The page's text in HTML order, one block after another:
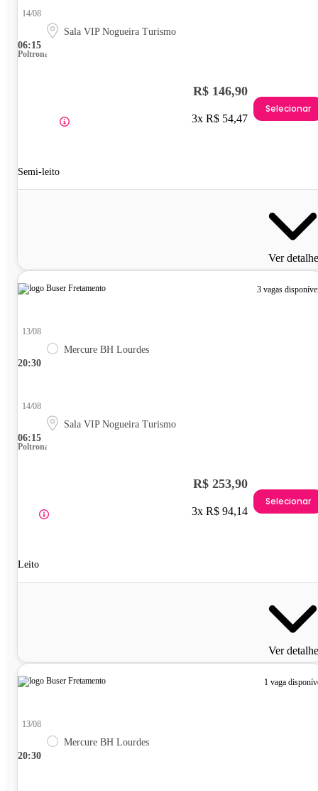
06:15
14/08
Sala VIP Nogueira Turismo
Poltrona
Semi-leito
R$ 146,90
3x R$ 54,47
Selecionar
Ver
3 vagas
20:30
13/08
Mercure BH Lourdes
06:15
14/08
Sala VIP Nogueira Turismo
Poltrona
Leito
R$ 253,90
3x R$ 94,14
Selecionar
Ver
1 vaga
20:30
13/08
Mercure BH Lourdes